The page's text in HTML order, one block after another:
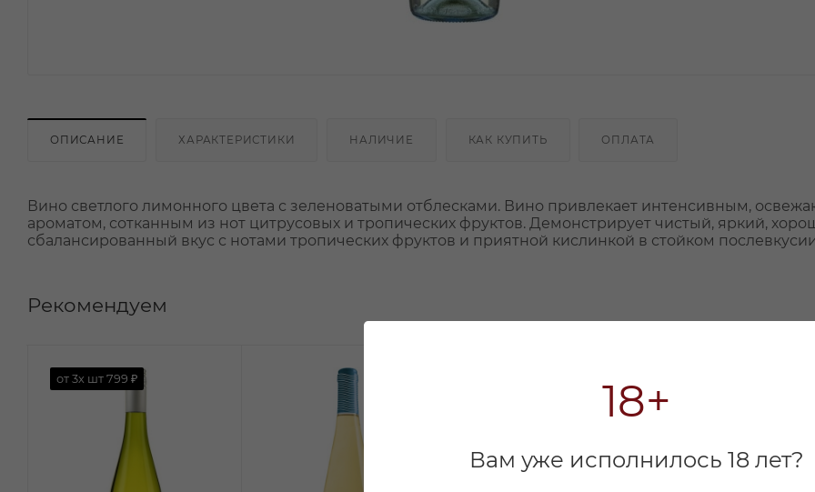
18+
Вам уже исполнилось 18 лет?
ОПИСАНИЕ ХАРАКТЕРИСТИКИ НАЛИЧИЕ КАК КУПИТЬ ОПЛАТА
Вино светлого лимонного цвета с зеленоватыми отблесками. Вино привлекает интенсивным,
ароматом, сотканным из нот цитрусовых и тропических фруктов. Демонстрирует чистый, яркий,
сбалансированный вкус с нотами тропических фруктов и приятной кислинкой в стойком
Рекомендуем
от 3х шт 799 ₽